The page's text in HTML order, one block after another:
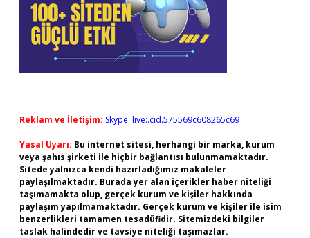
Reklam ve İletişim: Skype: live:.cid.575569c608265c69
Yasal Uyarı: Bu internet sitesi, herhangi bir marka, kurum
veya şahıs şirketi ile hiçbir bağlantısı bulunmamaktadır.
Sitede yalnızca kendi hazırladığımız makaleler
paylaşılmaktadır. Burada yer alan içerikler haber niteliği
taşımamakta olup, gerçek kurum ve kişiler hakkında
paylaşım yapılmamaktadır. Gerçek kurum ve kişiler ile isim
benzerlikleri tamamen tesadüfidir. Sitemizdeki bilgiler
taslak halindedir ve tavsiye niteliği taşımazlar.